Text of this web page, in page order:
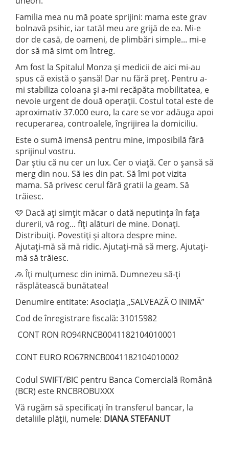
Familia mea nu mă poate sprijini: mama este grav
bolnavă psihic, iar tatăl meu are grijă de ea. Mi-e
dor de casă, de oameni, de plimbări simple... mi-e
dor să mă simt om întreg.
Am fost la Spitalul Monza și medicii de aici mi-au
spus că există o șansă! Dar nu fără preț. Pentru a-
mi stabiliza coloana și a-mi recăpăta mobilitatea, e
nevoie urgent de două operații. Costul total este de
aproximativ 37.000 euro, la care se vor adăuga apoi
recuperarea, controalele, îngrijirea la domiciliu.
Este o sumă imensă pentru mine, imposibilă fără
sprijinul vostru.
Dar știu că nu cer un lux. Cer o viață. Cer o șansă să
merg din nou. Să ies din pat. Să îmi pot vizita
mama. Să privesc cerul fără gratii la geam. Să
trăiesc.
🩷 Dacă ați simțit măcar o dată neputința în fața
durerii, vă rog... fiți alături de mine. Donați.
Distribuiți. Povestiți și altora despre mine.
Ajutați-mă să mă ridic. Ajutați-mă să merg. Ajutați-
mă să trăiesc.
🙏 Îți mulțumesc din inimă. Dumnezeu să-ți
răsplătească bunătatea!
Denumire entitate: Asociația „SALVEAZĂ O INIMĂ”
Cod de înregistrare fiscală: 31015982
CONT RON RO94RNCB0041182104010001
CONT EURO RO67RNCB0041182104010002
Codul SWIFT/BIC pentru Banca Comercială Română
(BCR) este RNCBROBUXXX
Vă rugăm să specificați în transferul bancar, la
detaliile plății, numele: DIANA STEFANUT